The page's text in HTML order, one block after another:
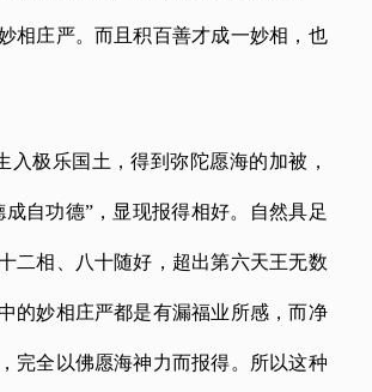
相庄严。而且积百善才成一妙相，也
入极乐国土，得到弥陀愿海的加被，
成自功德”，显现报得相好。自然具足
二相、八十随好，超出第六天王无数
的妙相庄严都是有漏福业所感，而净
完全以佛愿海神力而报得。所以这种